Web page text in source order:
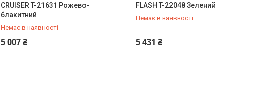
CRUISER T-21631 Рожево-
блакитний
Немає в наявності
5 007 ₴
0 (800) 33-98-35
FLASH T-22048 Зелений
Немає в наявності
5 431 ₴
0 (800) 33-98-35